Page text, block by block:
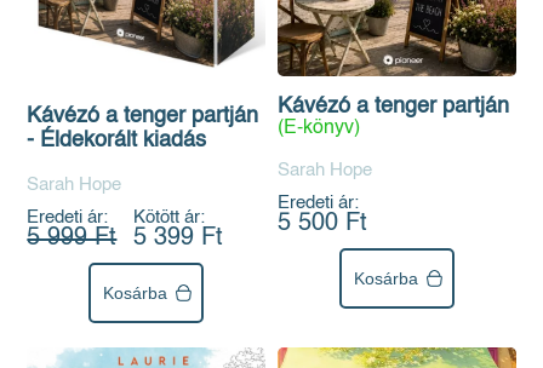
Kávézó a tenger partján
- Éldekorált kiadás
Sarah Hope
Eredeti ár:
5 999 Ft
Kötött ár:
5 399 Ft
Kosárba
Kávézó a tenger partján
(E-könyv)
Sarah Hope
Eredeti ár:
5 500 Ft
Kosárba